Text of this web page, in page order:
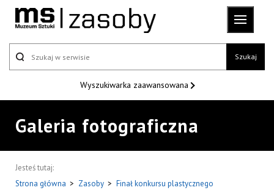
Szukaj
Wyszukiwarka zaawansowana
Galeria fotograficzna
Jesteś tutaj:
Strona główna > Zasoby > Finał konkursu plastycznego